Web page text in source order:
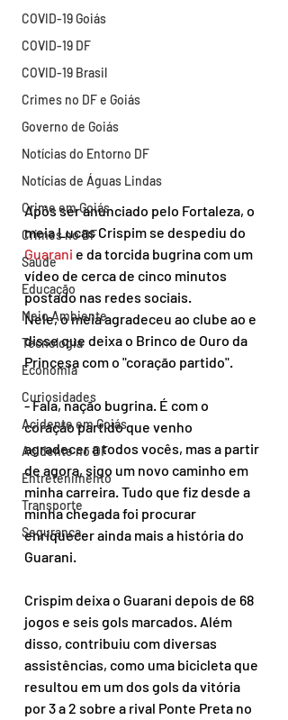
COVID-19 Goiás
COVID-19 DF
COVID-19 Brasil
Crimes no DF e Goiás
Governo de Goiás
Notícias do Entorno DF
Notícias de Águas Lindas
Crime em Goiás
Crimes no DF
Saúde
Educação
Meio Ambiente
Tecnologia
Economia
Curiosidades
Acidente em Goiás
Acidente no DF
Entretenimento
Transporte
Segurança
Após ser anunciado pelo Fortaleza, o
meia Lucas Crispim se despediu do
Guarani e da torcida bugrina com um
vídeo de cerca de cinco minutos
postado nas redes sociais.
Nele, o meia agradeceu ao clube ao e
disse que deixa o Brinco de Ouro da
Princesa com o "coração partido".
- Fala, nação bugrina. É com o
coração partido que venho
agradecer a todos vocês, mas a partir
de agora, sigo um novo caminho em
minha carreira. Tudo que fiz desde a
minha chegada foi procurar
enriquecer ainda mais a história do
Guarani.
Crispim deixa o Guarani depois de 68
jogos e seis gols marcados. Além
disso, contribuiu com diversas
assistências, como uma bicicleta que
resultou em um dos gols da vitória
por 3 a 2 sobre a rival Ponte Preta no